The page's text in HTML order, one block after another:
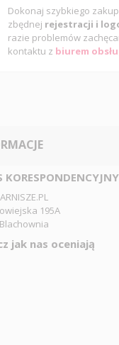
Dokonaj szybkiego
zbędnej rejestracji i
razie problemów
kontaktu z biurem
KORESPONDENCYJNY
195A
jak nas oceniają